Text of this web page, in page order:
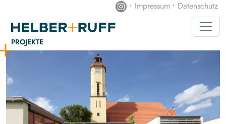
• Impressum • Datenschutz
PROJEKTE